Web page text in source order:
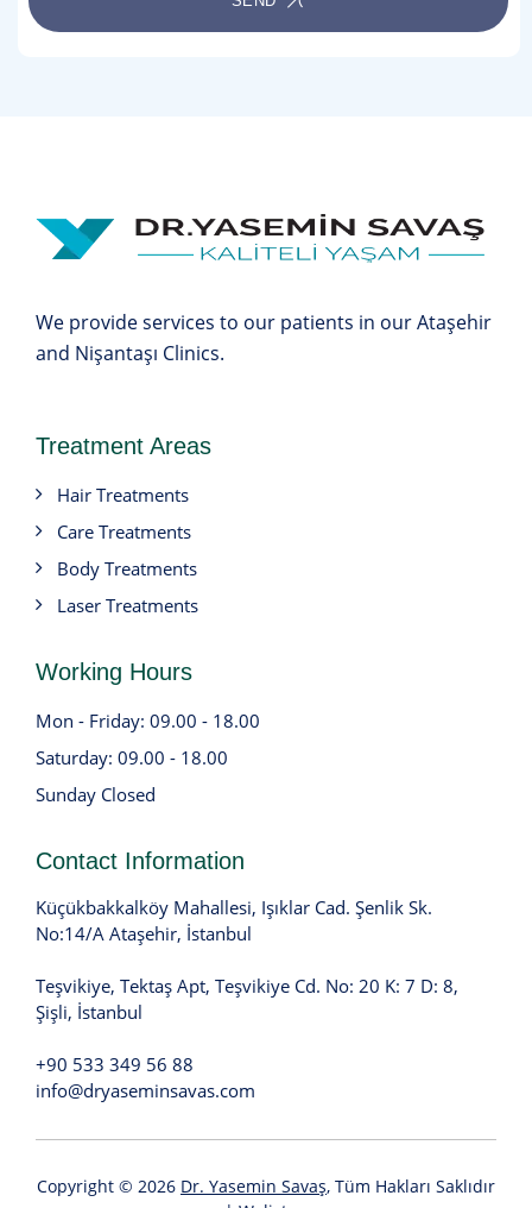
We provide services to our patients in our Ataşehir
and Nişantaşı Clinics.
Treatment Areas
Hair Treatments
Care Treatments
Body Treatments
Laser Treatments
Working Hours
Mon - Friday: 09.00 - 18.00
Saturday: 09.00 - 18.00
Sunday Closed
Contact Information
Küçükbakkalköy Mahallesi, Işıklar Cad. Şenlik Sk.
No:14/A Ataşehir, İstanbul
Teşvikiye, Tektaş Apt, Teşvikiye Cd. No: 20 K: 7 D: 8,
Şişli, İstanbul
+90 533 349 56 88
info@dryaseminsavas.com
Copyright © 2026 Dr. Yasemin Savaş, Tüm Hakları Saklıdır